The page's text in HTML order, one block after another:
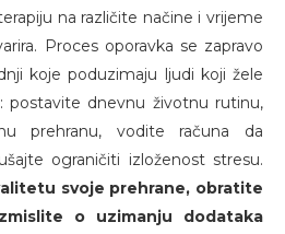
na različite načine i vrijeme
Proces oporavka se zapravo
koje poduzimaju ljudi koji žele
postavite dnevnu životnu rutinu,
prehranu, vodite računa da
ograničiti izloženost stresu.
svoje prehrane, obratite
o uzimanju dodataka